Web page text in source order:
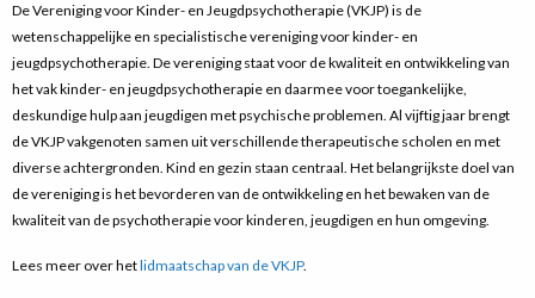
De Vereniging voor Kinder- en Jeugdpsychotherapie (VKJP) is de
wetenschappelijke en specialistische vereniging voor kinder- en
jeugdpsychotherapie. De vereniging staat voor de kwaliteit en ontwikkeling van
het vak kinder- en jeugdpsychotherapie en daarmee voor toegankelijke,
deskundige hulp aan jeugdigen met psychische problemen. Al vijftig jaar brengt
de VKJP vakgenoten samen uit verschillende therapeutische scholen en met
diverse achtergronden. Kind en gezin staan centraal. Het belangrijkste doel van
de vereniging is het bevorderen van de ontwikkeling en het bewaken van de
kwaliteit van de psychotherapie voor kinderen, jeugdigen en hun omgeving.
Lees meer over hetlidmaatschap van de VKJP.